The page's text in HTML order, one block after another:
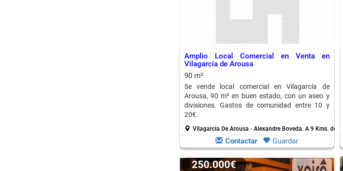
Amplio Local Comercial en Venta en
Vilagarcía de Arousa
90 m²
Se vende local comercial en Vilagarcía de
Arousa, 90 m² en buen estado, con un aseo y
divisiones. Gastos de comunidad entre 10 y
20€.
Vilagarcia De Arousa - Alexandre Boveda. A 9 Kms. de
Contactar Guardar
250.000€